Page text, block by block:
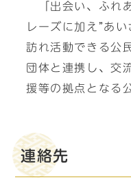
「出会い、ふれ
レーズに加え”あ
訪れ活動できる公
団体と連携し、交
援等の拠点となる
連絡先